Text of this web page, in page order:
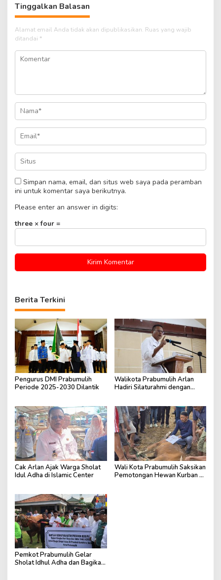
Tinggalkan Balasan
Alamat email Anda tidak akan dipublikasikan. Ruas yang wajib
ditandai *
Simpan nama, email, dan situs web saya pada peramban
ini untuk komentar saya berikutnya.
Please enter an answer in digits:
three × four =
Berita Terkini
Pengurus DMI Prabumulih
Periode 2025-2030 Dilantik
Walikota Prabumulih Arlan
Hadiri Silaturahmi dengan
Cak Arlan Ajak Warga Sholat
Idul Adha di Islamic Center
Wali Kota Prabumulih Saksikan
Pemotongan Hewan Kurban di
Pemkot Prabumulih Gelar
Sholat Idhul Adha dan Bagikan